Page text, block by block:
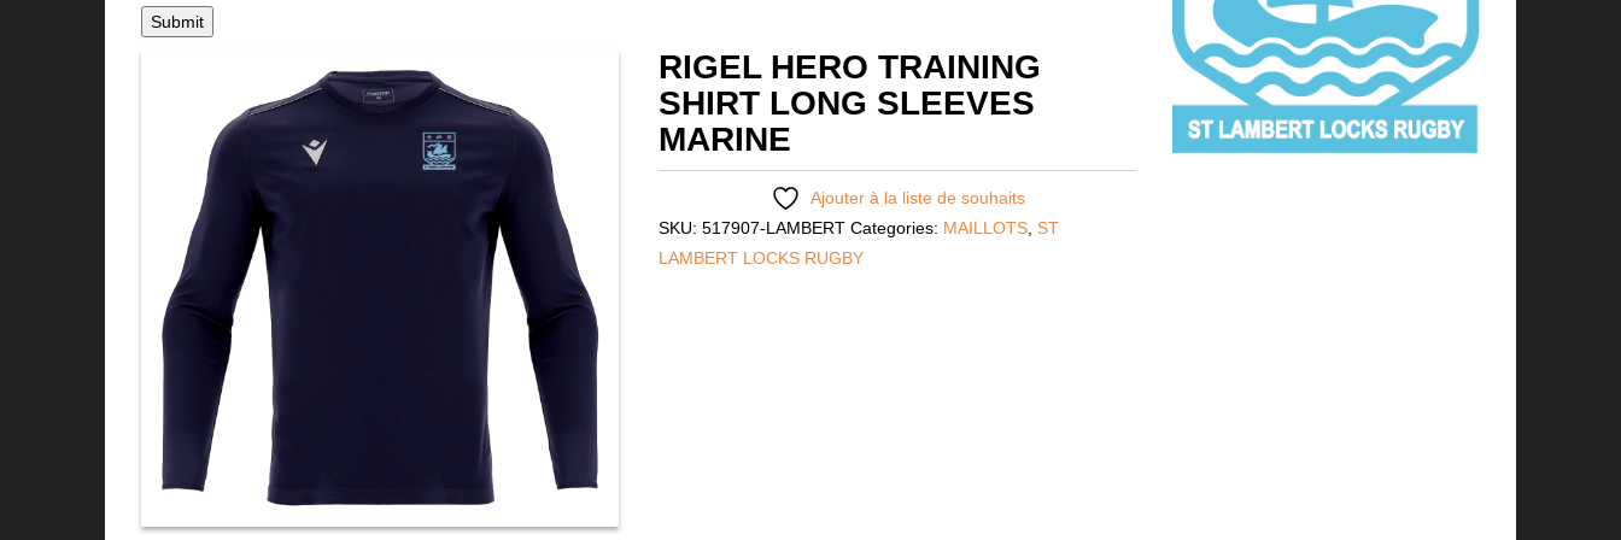
RIGEL HERO TRAINING
SHIRT LONG SLEEVES
MARINE
Ajouter à la liste de souhaits
SKU: 517907-LAMBERT Categories: MAILLOTS ST
LAMBERT LOCKS RUGBY